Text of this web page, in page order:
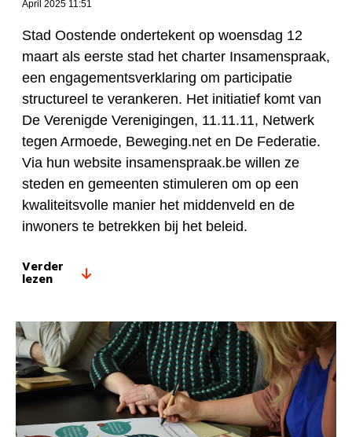
April 2025 11:51
Stad Oostende ondertekent op woensdag 12
maart als eerste stad het charter Insamenspraak,
een engagementsverklaring om participatie
structureel te verankeren. Het initiatief komt van
De Verenigde Verenigingen, 11.11.11, Netwerk
tegen Armoede, Beweging.net en De Federatie.
Via hun website insamenspraak.be willen ze
steden en gemeenten stimuleren om op een
kwaliteitsvolle manier het middenveld en de
inwoners te betrekken bij het beleid.
Verder
lezen